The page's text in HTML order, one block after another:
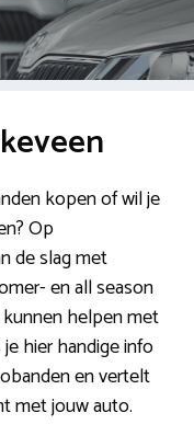
kopen of wil je
Op
de slag met
en all season
helpen met
hier handige info
en vertelt
met jouw auto.